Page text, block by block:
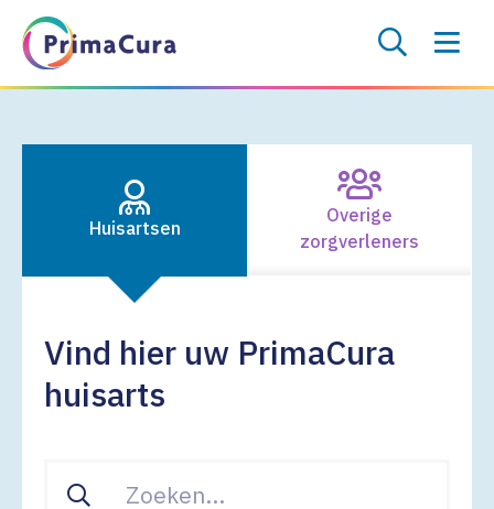
Huisartsen
Overige
zorgverleners
Vind hier uw PrimaCura
huisarts